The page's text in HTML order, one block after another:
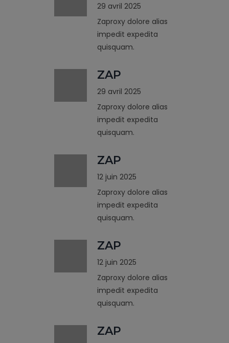
29 avril 2025
Zaproxy dolore alias
impedit expedita
quisquam.
ZAP
29 avril 2025
Zaproxy dolore alias
impedit expedita
quisquam.
ZAP
12 juin 2025
Zaproxy dolore alias
impedit expedita
quisquam.
ZAP
12 juin 2025
Zaproxy dolore alias
impedit expedita
quisquam.
ZAP